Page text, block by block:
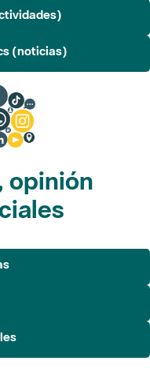
(noticias)
opinión